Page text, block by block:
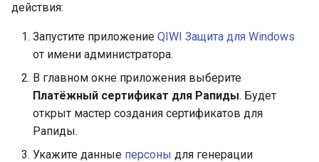
и
партнёра
Проверка карты
Платёжный токен
действия:
Запустите приложение QIWI Защита для Windows
от имени администратора.
В главном окне приложения выберите
Платёжный сертификат для Рапиды. Будет
открыт мастер создания сертификатов для
Рапиды.
Укажите данные персоны для генерации